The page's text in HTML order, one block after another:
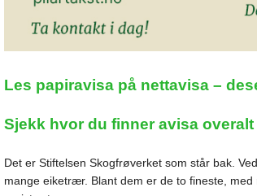
Les papiravisa på nettavisa –
Sjekk hvor du finner avisa overalt
Det er Stiftelsen Skogfrøverket som står bak.
mange eiketrær. Blant dem er de to fineste,